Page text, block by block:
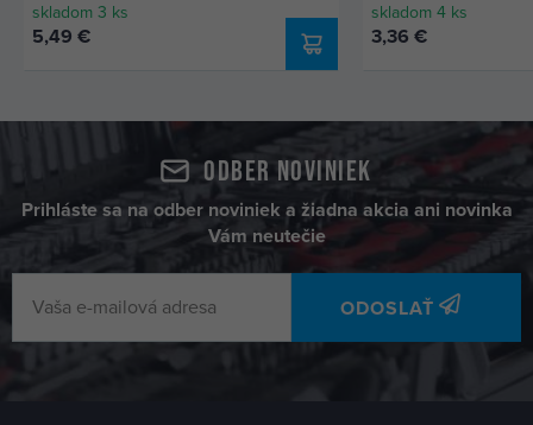
skladom 3 ks
5,49 €
skladom 4 ks
3,36 €
Odber noviniek
Prihláste sa na odber noviniek a žiadna akcia ani novinka
Vám neutečie
ODOSLAŤ